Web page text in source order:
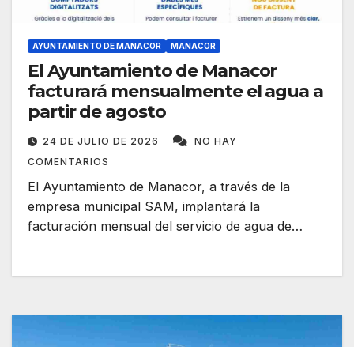
AYUNTAMIENTO DE MANACOR MANACOR
El Ayuntamiento de Manacor
facturará mensualmente el agua a
partir de agosto
24 DE JULIO DE 2026
NO HAY
COMENTARIOS
El Ayuntamiento de Manacor, a través de la
empresa municipal SAM, implantará la
facturación mensual del servicio de agua de…